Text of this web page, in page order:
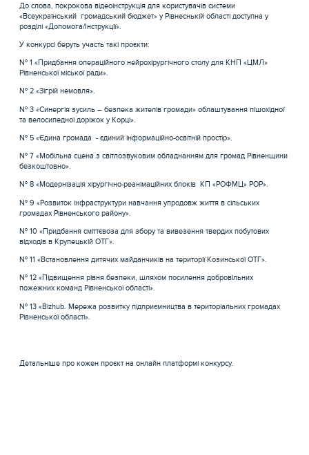
До слова, покрокова відеоінструкція для користувачів системи
«Всеукраїнський громадський бюджет» у Рівнеснькій області доступна у
розділі «Допомога/Інструкції».
У конкурсі беруть участь такі проєкти:
№ 1 «Придбання операційного нейрохірургічного столу для КНП «ЦМЛ»
Рівненської міської ради».
№ 2 «Зігрій немовля».
№ 3 «Синергія зусиль – безпека жителів громади» облаштування пішохідної
та велосипедної доріжок у Корці».
№ 5 «Єдина громада - єдиний інформаційно-освітній простір».
№ 7 «Мобільна сцена з світлозвуковим обладнанням для громад Рівненщини
безкоштовно».
№ 8 «Модернізація хірургічно-реанімаційних блоків КП «РОФМЦ» РОР».
№ 9 «Розвиток інфраструктури навчання упродовж життя в сільських
громадах Рівненського району».
№ 10 «Придбання сміттєвоза для збору та вивезення твердих побутових
відходів в Крупецькій ОТГ».
№ 11 «Встановлення дитячих майданчиків на території Козинської ОТГ».
№ 12 «Підвищення рівня безпеки, шляхом посилення добровільних
пожежних команд Рівненської області».
№ 13 «Bizhub. Мережа розвитку підприємництва в територіальних громадах
Рівненської області».
Детальніше про кожен проєкт на онлайн платформі конкурсу.